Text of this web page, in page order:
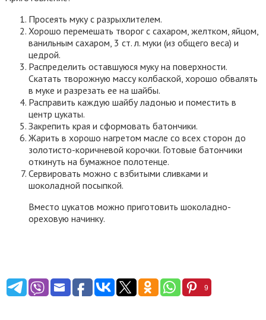
Просеять муку с разрыхлителем.
Хорошо перемешать творог с сахаром, желтком, яйцом,
ванильным сахаром, 3 ст. л. муки (из общего веса) и
цедрой.
Распределить оставшуюся муку на поверхности.
Скатать творожную массу колбаской, хорошо обвалять
в муке и разрезать ее на шайбы.
Расправить каждую шайбу ладонью и поместить в
центр цукаты.
Закрепить края и сформовать батончики.
Жарить в хорошо нагретом масле со всех сторон до
золотисто-коричневой корочки. Готовые батончики
откинуть на бумажное полотенце.
Сервировать можно с взбитыми сливками и
шоколадной посыпкой.
Вместо цукатов можно приготовить шоколадно-
ореховую начинку.
9